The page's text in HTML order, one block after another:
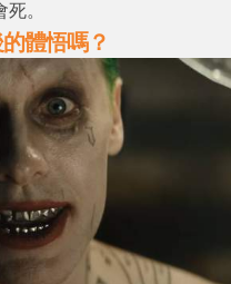
。
體悟嗎？